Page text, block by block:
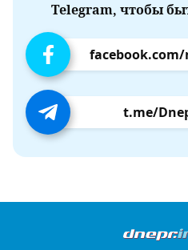
Telegram, чтобы
t.me/